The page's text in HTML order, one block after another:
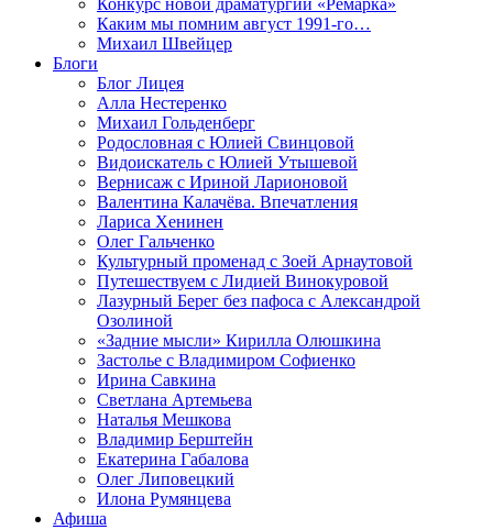
Конкурс новой драматургии «Ремарка»
Каким мы помним август 1991-го…
Михаил Швейцер
Блоги
Блог Лицея
Алла Нестеренко
Михаил Гольденберг
Родословная с Юлией Свинцовой
Видоискатель с Юлией Утышевой
Вернисаж с Ириной Ларионовой
Валентина Калачёва. Впечатления
Лариса Хенинен
Олег Гальченко
Культурный променад с Зоей Арнаутовой
Путешествуем с Лидией Винокуровой
Лазурный Берег без пафоса с Александрой
Озолиной
«Задние мысли» Кирилла Олюшкина
Застолье с Владимиром Софиенко
Ирина Савкина
Светлана Артемьева
Наталья Мешкова
Владимир Берштейн
Екатерина Габалова
Олег Липовецкий
Илона Румянцева
Афиша